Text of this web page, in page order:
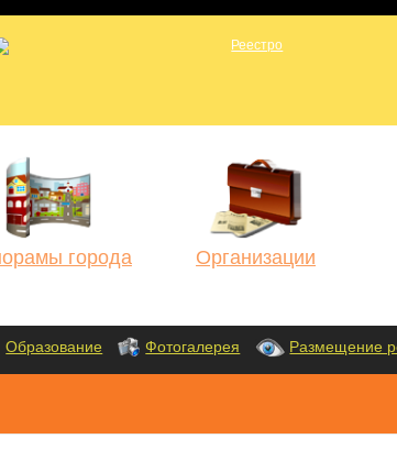
города Организации
Образование Фотогалерея Размещение